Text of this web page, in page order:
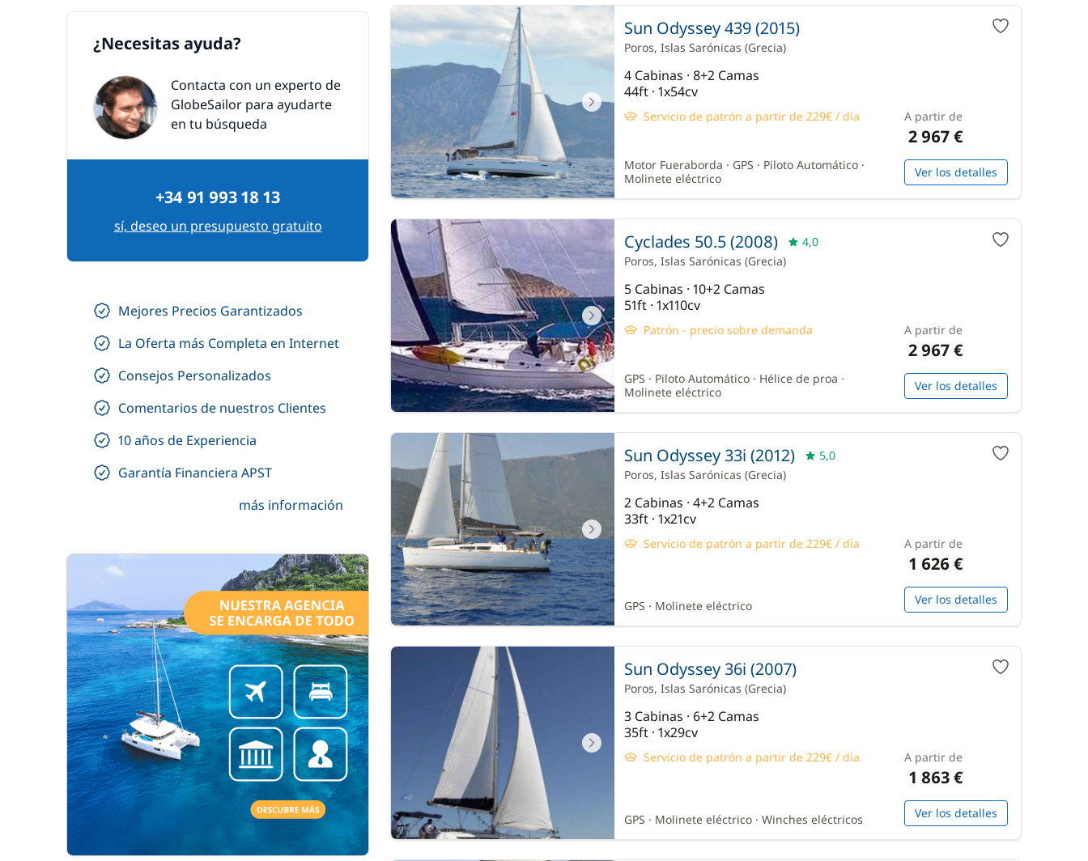
¿Necesitas ayuda?
Contacta con un experto de
GlobeSailor para ayudarte
en tu búsqueda
+34 91 993 18 13
sí, deseo un presupuesto gratuito
Mejores Precios Garantizados
La Oferta más Completa en Internet
Consejos Personalizados
Comentarios de nuestros Clientes
10 años de Experiencia
Garantía Financiera APST
más información
Sun Odyssey 439 (2015)
Poros, Islas Sarónicas (Grecia)
4 Cabinas · 8+2 Camas
44ft · 1x54cv
Servicio de patrón a partir de 229€ / día
Motor Fueraborda · GPS · Piloto Automático ·
Molinete eléctrico
A partir de
2 967 €
Ver los detalles
Cyclades 50.5 (2008)
4,0
Poros, Islas Sarónicas (Grecia)
5 Cabinas · 10+2 Camas
51ft · 1x110cv
Patrón - precio sobre demanda
GPS · Piloto Automático · Hélice de proa ·
Molinete eléctrico
A partir de
2 967 €
Ver los detalles
Sun Odyssey 33i (2012)
5,0
Poros, Islas Sarónicas (Grecia)
2 Cabinas · 4+2 Camas
33ft · 1x21cv
Servicio de patrón a partir de 229€ / día
GPS · Molinete eléctrico
A partir de
1 626 €
Ver los detalles
Sun Odyssey 36i (2007)
Poros, Islas Sarónicas (Grecia)
3 Cabinas · 6+2 Camas
35ft · 1x29cv
Servicio de patrón a partir de 229€ / día
GPS · Molinete eléctrico · Winches eléctricos
A partir de
1 863 €
Ver los detalles